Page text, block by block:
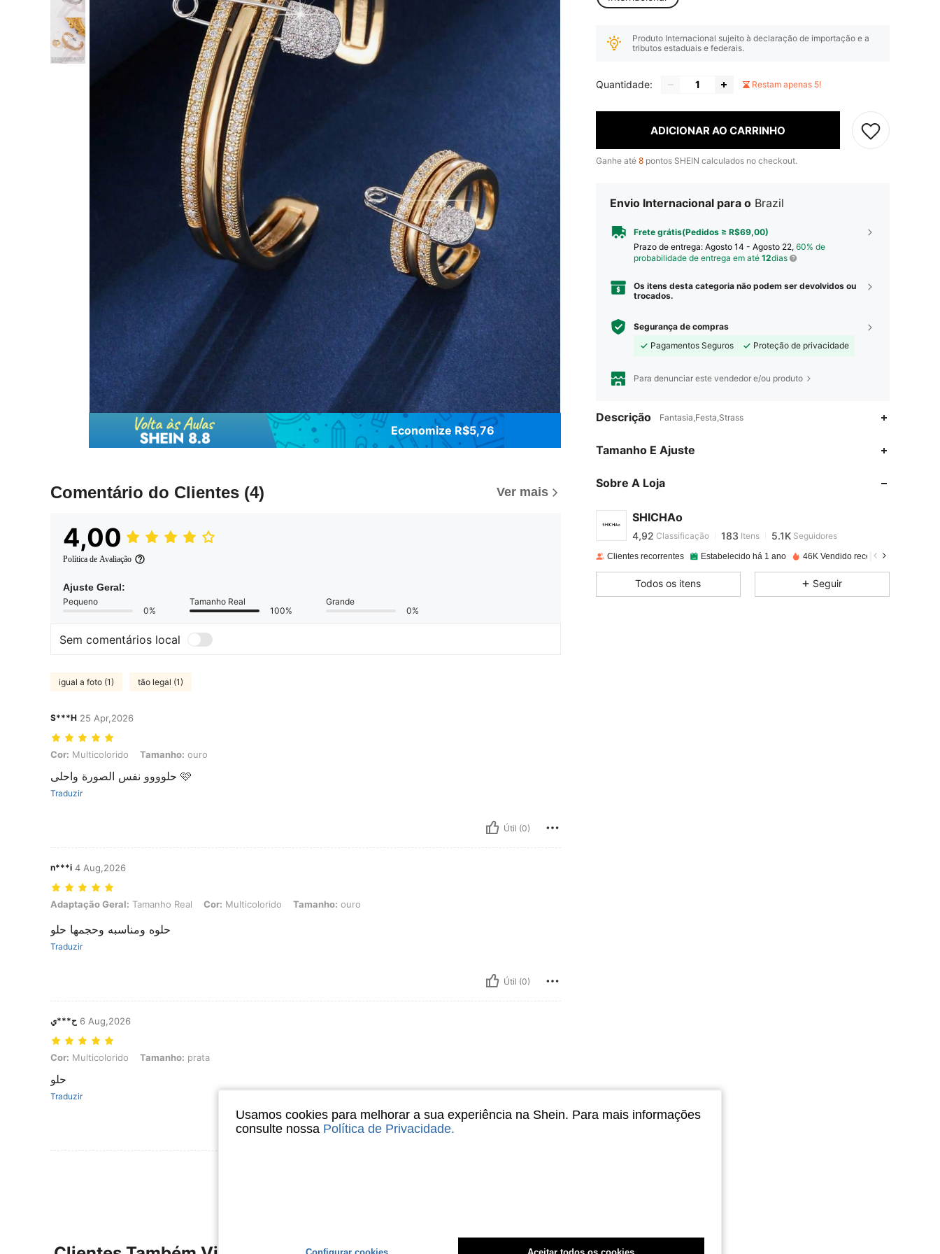
Economize R$5,76
Comentário do Clientes (4) Ver mais
4,00
Política de Avaliação
Ajuste Geral:
Pequeno
0%
Tamanho Real
100%
Grande
0%
Sem comentários local
igual a foto (1) tão legal (1)
S***H 25 Apr,2026
Cor: Multicolorido, Tamanho: ouro
Cor: Multicolorido Tamanho: ouro
حلوووو نفس الصورة واحلى 🩷
Traduzir
Útil (0)
n***i 4 Aug,2026
Adaptação Geral: Tamanho Real, Cor: Multicolorido, Tamanho: ouro
Adaptação Geral: Tamanho Real Cor: Multicolorido Tamanho: ouro
حلوه ومناسبه وحجمها حلو
Traduzir
Útil (0)
ح***ي 6 Aug,2026
Cor: Multicolorido, Tamanho: prata
Cor: Multicolorido Tamanho: prata
حلو
Traduzir
Produto Internacional sujeito à declaração de importação e a
tributos estaduais e federais.
Quantidade: Restam apenas 5!
ADICIONAR AO CARRINHO
Ganhe até 8 pontos SHEIN calculados no checkout.
Envio Internacional para o Brazil
Frete grátis(Pedidos ≥ R$69,00)
Prazo de entrega: Agosto 14 - Agosto 22, 60% de
probabilidade de entrega em até 12dias
Os itens desta categoria não podem ser devolvidos ou
trocados.
Segurança de compras
Pagamentos Seguros
Proteção de privacidade
Para denunciar este vendedor e/ou produto
Descrição Fantasia,Festa,Strass
Tamanho E Ajuste
Sobre A Loja
SHICHAo
4,92
4,92
j***apago1 dia atrás
4,92 183 5.1K
Clientes recorrentes Estabelecido há 1 ano 46K Vendido recentemente
Todos os itens Seguir
Usamos cookies para melhorar a sua experiência na Shein. Para mais informações
consulte nossa Política de Privacidade.
Configurar cookies Aceitar todos os cookies